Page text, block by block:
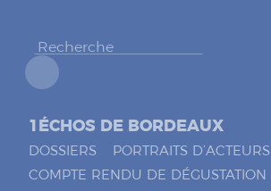
1ÉCHOS DE BORDEAUX
DOSSIERS PORTRAITS D’ACTEURS
COMPTE RENDU DE DÉGUSTATION